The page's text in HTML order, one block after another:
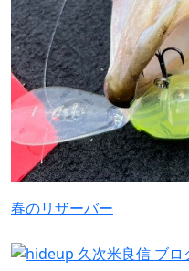
春のリザーバー